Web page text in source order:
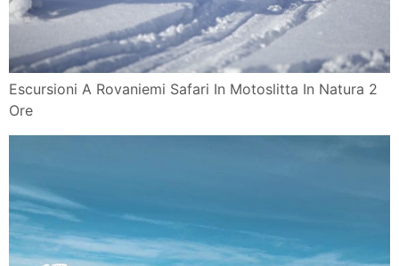
Escursioni A Rovaniemi Safari In Motoslitta In Natura 2
Ore